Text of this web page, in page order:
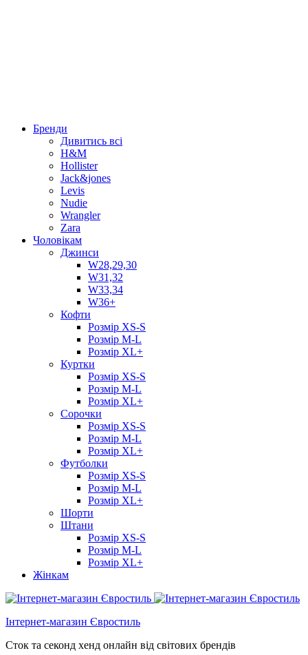
Бренди
Дивитись всі
H&M
Hollister
Jack&jones
Levis
Nudie
Wrangler
Zara
Чоловікам
Джинси
W28,29,30
W31,32
W33,34
W36+
Кофти
Розмір XS-S
Розмір M-L
Розмір XL+
Куртки
Розмір XS-S
Розмір M-L
Розмір XL+
Сорочки
Розмір XS-S
Розмір M-L
Розмір XL+
Футболки
Розмір XS-S
Розмір M-L
Розмір XL+
Шорти
Штани
Розмір XS-S
Розмір M-L
Розмір XL+
Жінкам
Інтернет-магазин Євростиль
Сток та секонд хенд онлайн від світових брендів